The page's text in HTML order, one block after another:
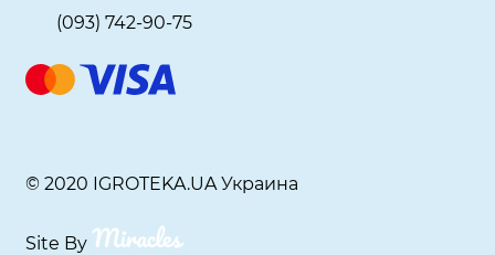
(093) 742-90-75
© 2020 IGROTEKA.UA Украина
Site By